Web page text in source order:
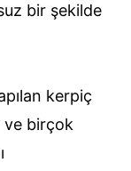
bir şekilde
kerpiç
ve birçok